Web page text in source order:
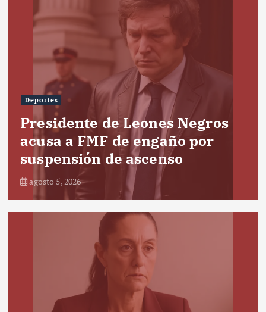
Deportes
Presidente de Leones Negros
acusa a FMF de engaño por
suspensión de ascenso
agosto 5, 2026